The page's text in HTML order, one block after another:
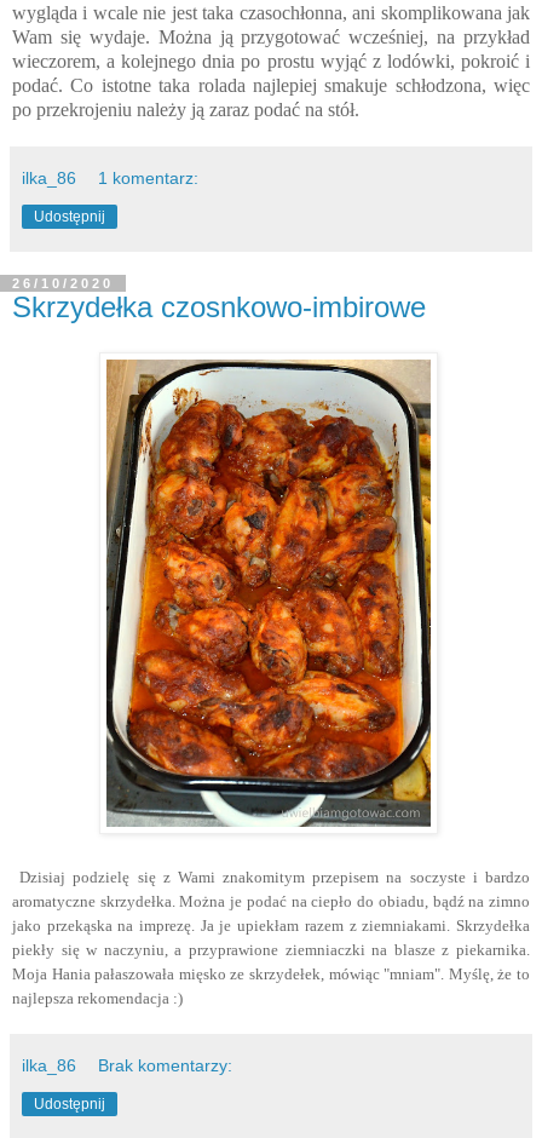
wygląda i wcale nie jest taka czasochłonna, ani skomplikowana jak
Wam się wydaje. Można ją przygotować wcześniej, na przykład
wieczorem, a kolejnego dnia po prostu wyjąć z lodówki, pokroić i
podać. Co istotne taka rolada najlepiej smakuje schłodzona, więc
po przekrojeniu należy ją zaraz podać na stół.
ilka_86 1 komentarz:
Udostępnij
26/10/2020
Skrzydełka czosnkowo-imbirowe
Dzisiaj podzielę się z Wami znakomitym przepisem na soczyste i bardzo
aromatyczne skrzydełka. Można je podać na ciepło do obiadu, bądź na zimno
jako przekąska na imprezę. Ja je upiekłam razem z ziemniakami. Skrzydełka
piekły się w naczyniu, a przyprawione ziemniaczki na blasze z piekarnika.
Moja Hania pałaszowała mięsko ze skrzydełek, mówiąc "mniam". Myślę, że to
najlepsza rekomendacja :)
ilka_86 Brak komentarzy:
Udostępnij